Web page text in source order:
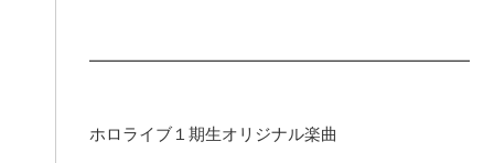
━━━━━━━━━━━━━━━━━━━━━━━
ホロライブ１期生オリジナル楽曲